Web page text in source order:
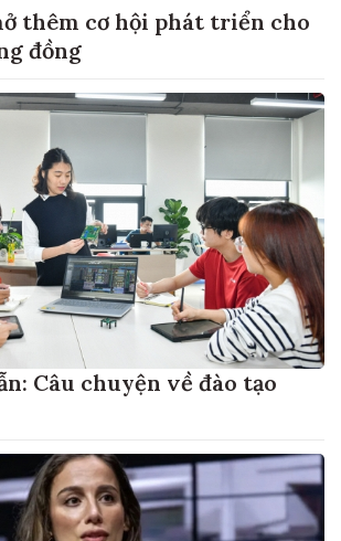
thêm cơ hội phát triển cho
đồng
Câu chuyện về đào tạo